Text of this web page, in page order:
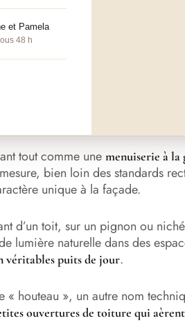
et Pamela
48 h
tout comme une menuiserie à
bien loin des standards
unique à la façade.
d’un toit, sur un pignon ou
lumière naturelle dans des
véritables puits de jour.
« houteau », un autre nom
ouvertures de toiture qui